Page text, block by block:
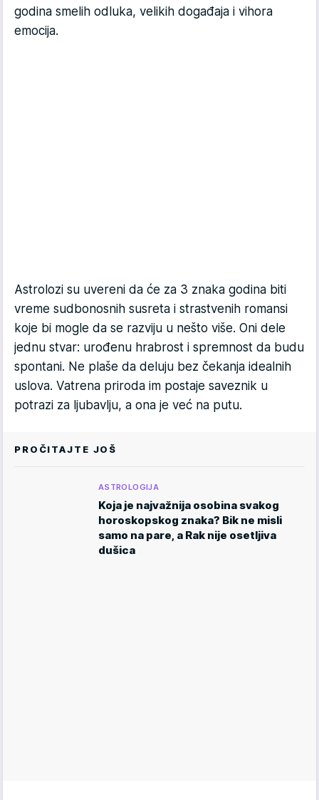
godina smelih odluka, velikih događaja i vihora
emocija.
Astrolozi su uvereni da će za 3 znaka godina biti
vreme sudbonosnih susreta i strastvenih romansi
koje bi mogle da se razviju u nešto više. Oni dele
jednu stvar: urođenu hrabrost i spremnost da budu
spontani. Ne plaše da deluju bez čekanja idealnih
uslova. Vatrena priroda im postaje saveznik u
potrazi za ljubavlju, a ona je već na putu.
PROČITAJTE JOŠ
ASTROLOGIJA
Koja je najvažnija osobina svakog
horoskopskog znaka? Bik ne misli
samo na pare, a Rak nije osetljiva
dušica